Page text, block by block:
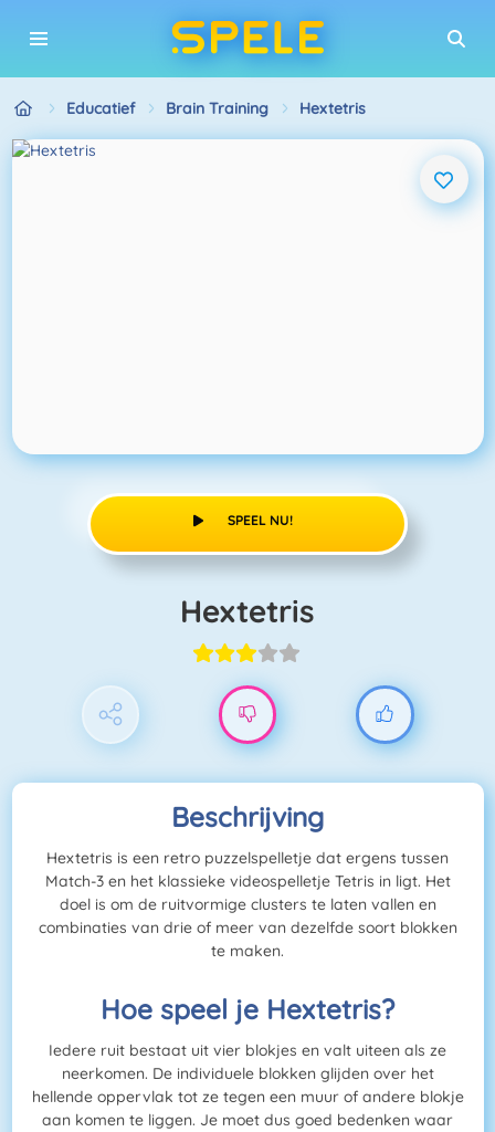
Educatief Brain Training Hextetris
SPEEL NU!
Hextetris
Beschrijving
Hextetris is een retro puzzelspelletje dat ergens tussen
Match-3 en het klassieke videospelletje Tetris in ligt. Het
doel is om de ruitvormige clusters te laten vallen en
combinaties van drie of meer van dezelfde soort blokken
te maken.
Hoe speel je Hextetris?
Iedere ruit bestaat uit vier blokjes en valt uiteen als ze
neerkomen. De individuele blokken glijden over het
hellende oppervlak tot ze tegen een muur of andere blokje
aan komen te liggen. Je moet dus goed bedenken waar